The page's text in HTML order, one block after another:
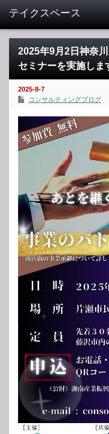
2025年9月2日神奈
セミナーを実施しま
2025-8-7
コンサルティングブログ